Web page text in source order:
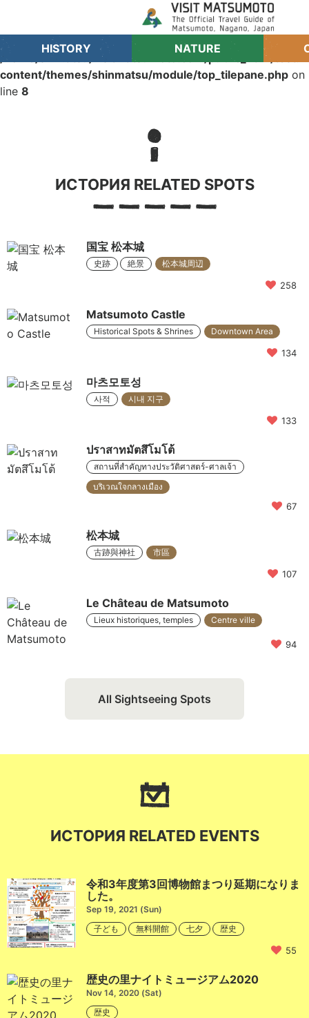
HISTORY NATURE
: Trying to access array offset on value of type
bool in
/home/sinmatsu/visitmatsumoto.com/public_html/
content/themes/shinmatsu/module/top_tilepane.php on
line 8
ИСТОРИЯ RELATED SPOTS
258
国宝 松本城
史跡 絶景 松本城周辺
134
Matsumoto Castle
Historical Spots & Shrines Downtown Area
133
마츠모토성
사적 시내 지구
67
ปราสาทมัตสึโมโต้
สถานที่สำคัญทางประวัติศาสตร์-ศาลเจ้า
บริเวณใจกลางเมือง
107
松本城
古跡與神社 市區
94
Le Château de Matsumoto
Lieux historiques, temples Centre ville
All Sightseeing Spots
ИСТОРИЯ RELATED EVENTS
55
令和3年度第3回博物館まつり延期になりま
した。
Sep 19, 2021 (Sun)
子ども
無料開館 七夕 歴史
歴史の里ナイトミュージアム2020
Nov 14, 2020 (Sat)
歴史